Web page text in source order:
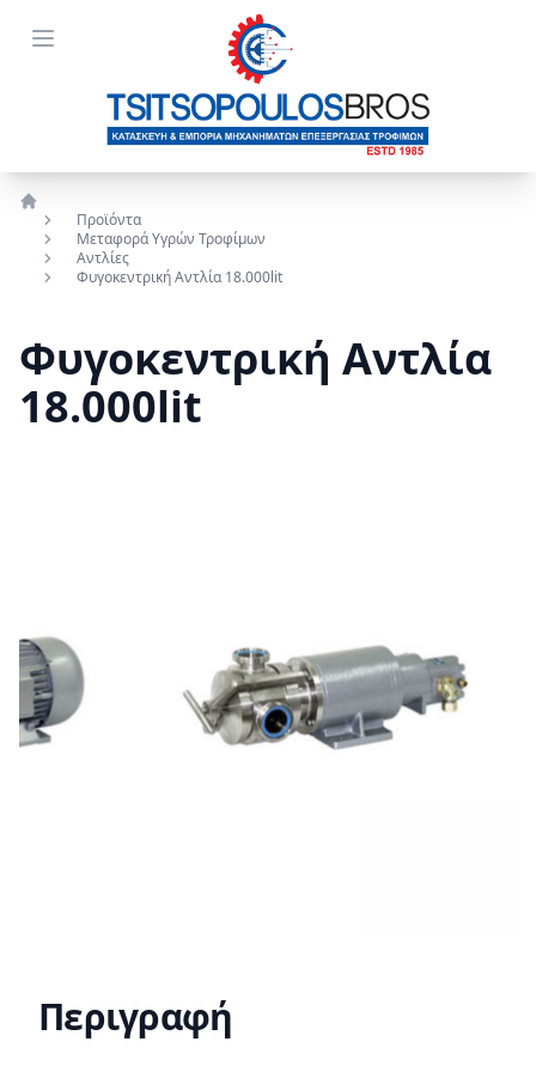
Open menu
ΑρχικήΠροϊόντα
Μεταφορά Υγρών Τροφίμων
Αντλίες
Φυγοκεντρική Αντλία 18.000lit
Φυγοκεντρική Αντλία
18.000lit
Περιγραφή